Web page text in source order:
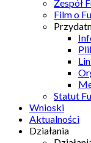
Zespół
Film o
Statut
Wnioski
Aktualności
Działania